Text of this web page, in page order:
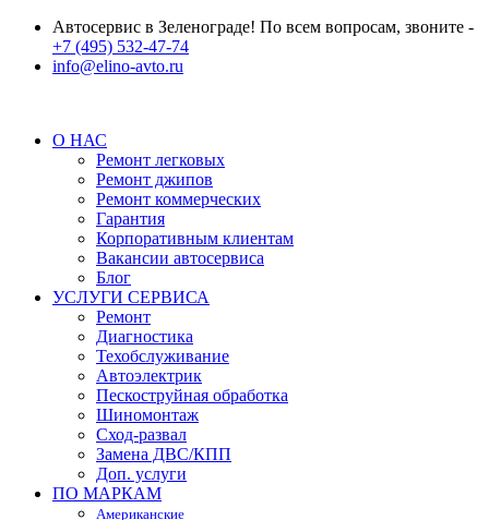
Автосервис в Зеленограде! По всем вопросам, звоните -
+7 (495) 532-47-74
info@elino-avto.ru
О НАС
Ремонт легковых
Ремонт джипов
Ремонт коммерческих
Гарантия
Корпоративным клиентам
Вакансии автосервиса
Блог
УСЛУГИ СЕРВИСА
Ремонт
Диагностика
Техобслуживание
Автоэлектрик
Пескоструйная обработка
Шиномонтаж
Сход-развал
Замена ДВС/КПП
Доп. услуги
ПО МАРКАМ
Американские